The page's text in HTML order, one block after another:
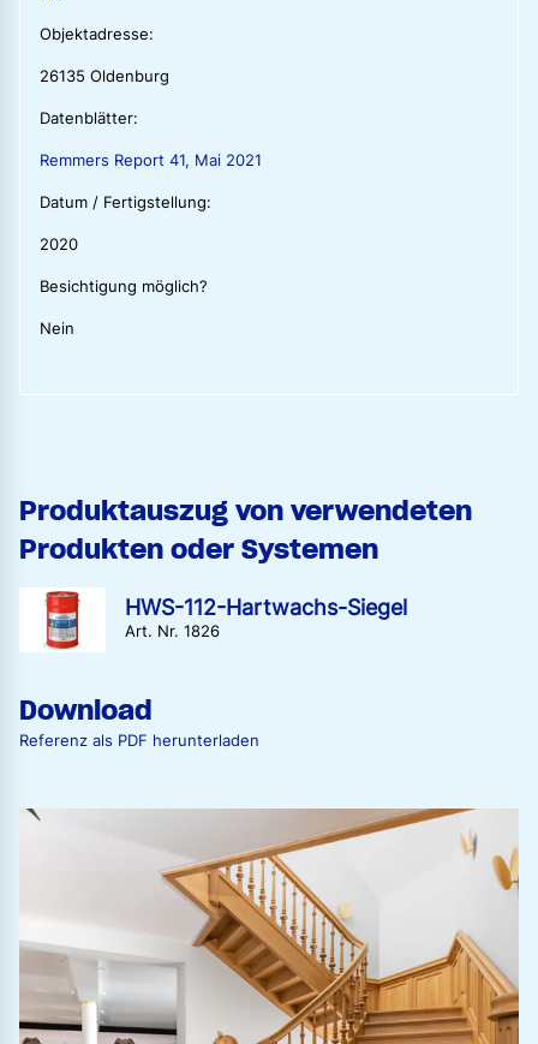
Objektadresse:
26135 Oldenburg
Datenblätter:
Remmers Report 41, Mai 2021
Datum / Fertigstellung:
2020
Besichtigung möglich?
Nein
Produktauszug von verwendeten
Produkten oder Systemen
HWS-112-Hartwachs-Siegel
Art. Nr. 1826
Download
Referenz als PDF herunterladen